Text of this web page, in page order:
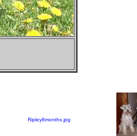
Ripley8months.jpg